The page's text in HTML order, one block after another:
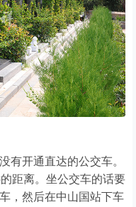
有开通直达的公交车。
距离。坐公交车的话要
，然后在中山国站下车